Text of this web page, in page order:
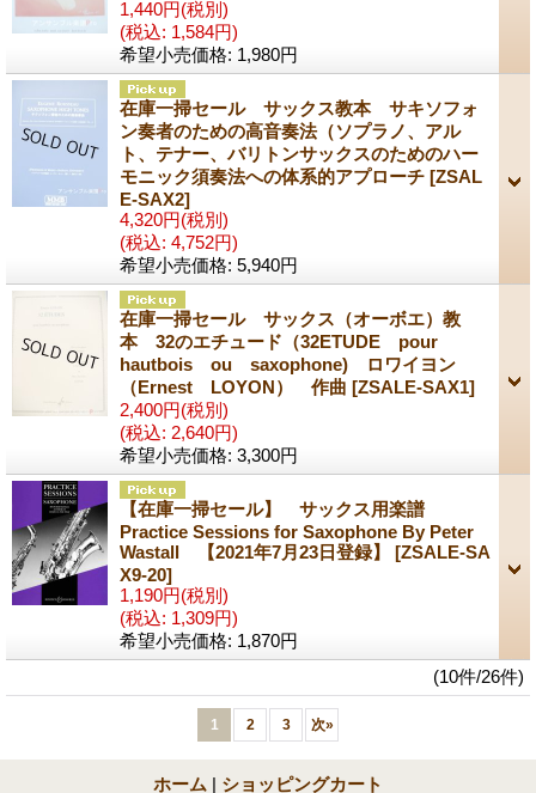
1,440円(税別)
(税込: 1,584円)
希望小売価格: 1,980円
在庫一掃セール サックス教本 サキソフォ
ン奏者のための高音奏法（ソプラノ、アル
ト、テナー、バリトンサックスのためのハー
モニック須奏法への体系的アプローチ [ZSAL
E-SAX2]
4,320円(税別)
(税込: 4,752円)
希望小売価格: 5,940円
在庫一掃セール サックス（オーボエ）教
本 32のエチュード（32ETUDE pour
hautbois ou saxophone) ロワイヨン
（Ernest LOYON） 作曲 [ZSALE-SAX1]
2,400円(税別)
(税込: 2,640円)
希望小売価格: 3,300円
【在庫一掃セール】 サックス用楽譜
Practice Sessions for Saxophone By Peter
Wastall 【2021年7月23日登録】 [ZSALE-SA
X9-20]
1,190円(税別)
(税込: 1,309円)
希望小売価格: 1,870円
(10件/26件)
1 2 3 次»
ホーム | ショッピングカート